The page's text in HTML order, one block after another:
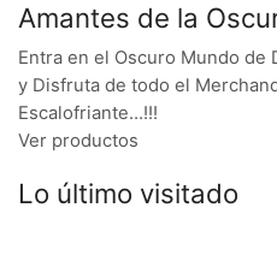
Amantes de la
Entra en el Oscuro Mundo de
y Disfruta de todo el
Escalofriante…!!!
Ver productos
Lo último visitado